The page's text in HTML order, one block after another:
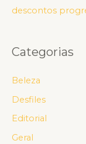
descontos
Categorias
Beleza
Desfiles
Editorial
Geral